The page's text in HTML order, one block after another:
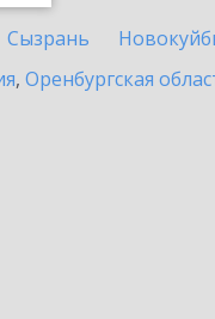
Сызрань
, Оренбургская